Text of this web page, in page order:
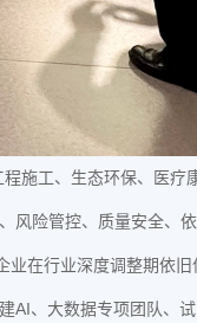
施工、生态环保、医疗
风险管控、质量安全、
在行业深度调整期依
AI、大数据专项团队、